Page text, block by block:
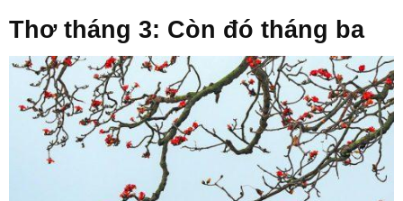
Thơ tháng 3: Còn đó tháng ba